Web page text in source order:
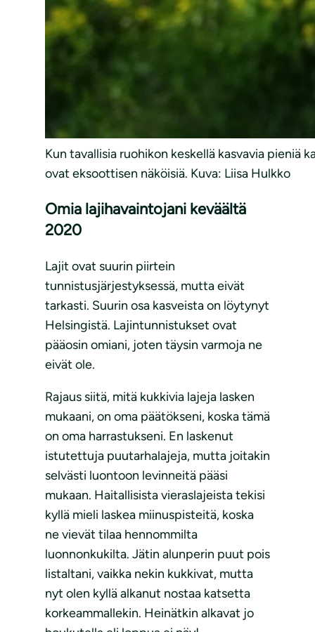
Kun tavallisia ruohikon keskellä kasvavia pieniä
ovat eksoottisen näköisiä. Kuva: Liisa Hulkko
Omia lajihavaintojani keväältä
2020
Lajit ovat suurin piirtein
tunnistusjärjestyksessä, mutta eivät
tarkasti. Suurin osa kasveista on löytynyt
Helsingistä. Lajintunnistukset ovat
pääosin omiani, joten täysin varmoja ne
eivät ole.
Rajaus siitä, mitä kukkivia lajeja lasken
mukaani, on oma päätökseni, koska tämä
on oma harrastukseni. En laskenut
istutettuja puutarhalajeja, mutta joitakin
selvästi luontoon levinneitä pääsi
mukaan. Haitallisista vieraslajeista tekisi
kyllä mieli laskea miinuspisteitä, koska
ne vievät tilaa hennommilta
luonnonkukilta. Jätin alunperin puut pois
listaltani, vaikka nekin kukkivat, mutta
nyt olen kyllä alkanut nostaa katsetta
korkeammallekin. Heinätkin alkavat jo